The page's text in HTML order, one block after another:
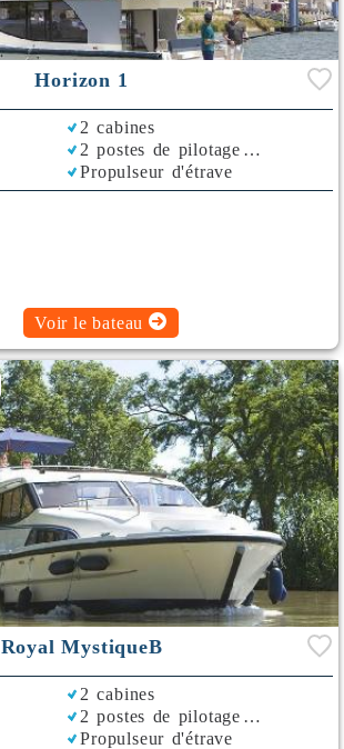
Horizon 1
2 cabines
2 postes de pilotage
Propulseur d'étrave
Rafraichisseur d'Air
Voir le bateau
Royal MystiqueB
2 cabines
2 postes de pilotage
Propulseur d'étrave